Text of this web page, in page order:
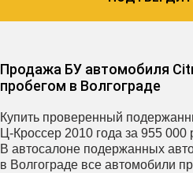
Продажа БУ автомобиля
пробегом в Волгограде
Купить проверенный
Ц-Кроссер 2010 года за 955
В автосалоне подержанных
в Волгограде все автомобили